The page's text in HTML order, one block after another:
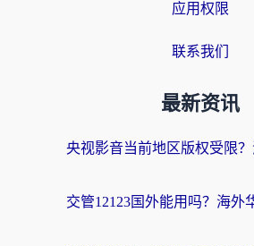
应用权限
联系我们
最新资讯